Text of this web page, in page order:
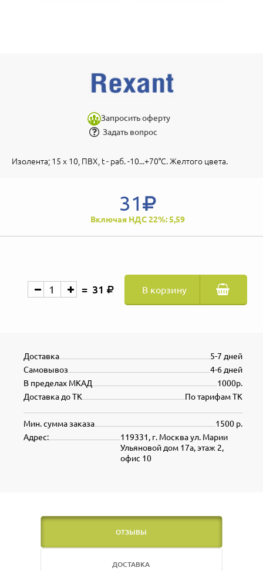
Запросить оферту
Задать вопрос
Изолента; 15 х 10, ПВХ, t - раб. -10...+70°С. Желтого цвета.
31
Включая НДС 22%: 5,59
31 В корзину
5-7 дней
Доставка
4-6 дней
Самовывоз
1000р.
В пределах МКАД
По тарифам ТК
Доставка до ТК
1500 р.
Мин. сумма заказа
119331, г. Москва ул. Марии
Ульяновой дом 17а, этаж 2,
офис 10
Адрес:
ОТЗЫВЫ
ДОСТАВКА